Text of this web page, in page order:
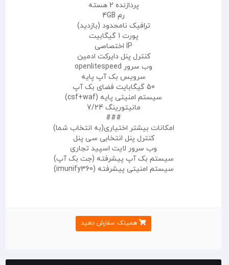
پردازنده 2 هسته
رم 4GB
ترافیک نامحدود (بازدید)
پورت 1 گیگابیت
IP اختصاصی
کنترل پنل دایرکت ادمین
وب سرور openlitespeed
سرویس بک آپ پایه
50 گیگابایت فضای بک آپ
سیستم امنیتی پایه (csf+waf)
مانیتورینگ 7/24
###
امکانات بیشتر اختیاری(به انتخاب شما)
کنترل پنل انتخابی سی پنل
وب سرور لایت اسپید تجاری
سیستم بک آپ پیشرفته (جت بک آپ)
سیستم امنیتی پیشرفته (imunify360)
همینک سفارش دهید